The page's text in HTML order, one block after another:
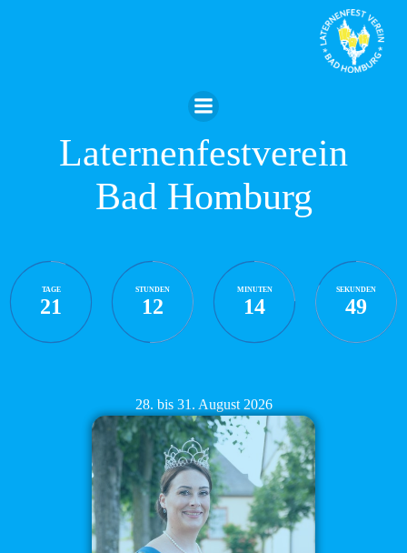
Laternenfestverein
Bad Homburg
TAGE
21
STUNDEN
12
MINUTEN
14
SEKUNDEN
47
28. bis 31. August 2026